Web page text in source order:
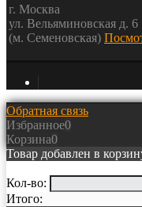
г. Москва
ул. Вельяминовская д. 6
(м. Семеновская)
Обратная связь
Избранное0
Корзина0
Товар добавлен в
Кол-во:
Итого: